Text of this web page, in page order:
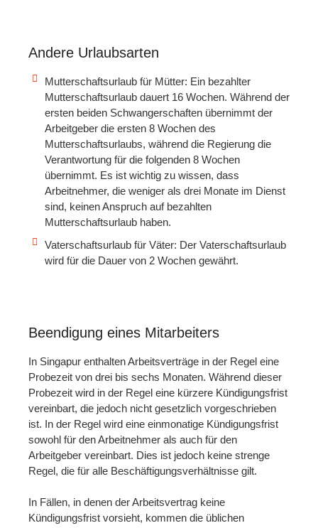
Andere Urlaubsarten
Mutterschaftsurlaub für Mütter: Ein bezahlter
Mutterschaftsurlaub dauert 16 Wochen. Während der
ersten beiden Schwangerschaften übernimmt der
Arbeitgeber die ersten 8 Wochen des
Mutterschaftsurlaubs, während die Regierung die
Verantwortung für die folgenden 8 Wochen
übernimmt. Es ist wichtig zu wissen, dass
Arbeitnehmer, die weniger als drei Monate im Dienst
sind, keinen Anspruch auf bezahlten
Mutterschaftsurlaub haben.
Vaterschaftsurlaub für Väter: Der Vaterschaftsurlaub
wird für die Dauer von 2 Wochen gewährt.
Beendigung eines Mitarbeiters
In Singapur enthalten Arbeitsverträge in der Regel eine
Probezeit von drei bis sechs Monaten. Während dieser
Probezeit wird in der Regel eine kürzere Kündigungsfrist
vereinbart, die jedoch nicht gesetzlich vorgeschrieben
ist. In der Regel wird eine einmonatige Kündigungsfrist
sowohl für den Arbeitnehmer als auch für den
Arbeitgeber vereinbart. Dies ist jedoch keine strenge
Regel, die für alle Beschäftigungsverhältnisse gilt.
In Fällen, in denen der Arbeitsvertrag keine
Kündigungsfrist vorsieht, kommen die üblichen